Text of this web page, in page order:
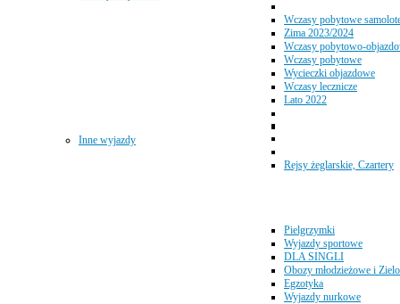
Wczasy pobytowe
Zima 2023/2024
Wczasy pobytowo-
Wczasy pobytowe
Wycieczki objazdowe
Wczasy lecznicze
Lato 2022
Inne wyjazdy
Rejsy żeglarskie, Czartery
Pielgrzymki
Wyjazdy sportowe
DLA SINGLI
Obozy młodzieżowe i
Egzotyka
Wyjazdy nurkowe